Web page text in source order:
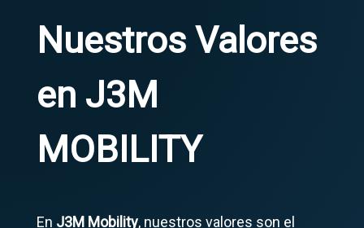
Nuestros Valores
en J3M
MOBILITY
En J3M Mobility, nuestros valores son el